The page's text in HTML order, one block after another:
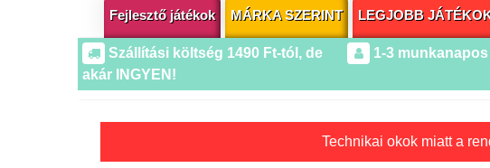
Fejlesztő játékok MÁRKA SZERINT LEGJOBB
Szállítási költség 1490 Ft-tól, de
akár INGYEN!
1-3
Technikai okok miatt a